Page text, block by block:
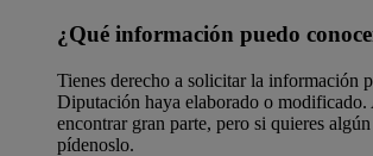
¿Qué información puedo
Tienes derecho a solicitar la información
Diputación haya elaborado o modificado.
encontrar gran parte, pero si quieres
pídenoslo.